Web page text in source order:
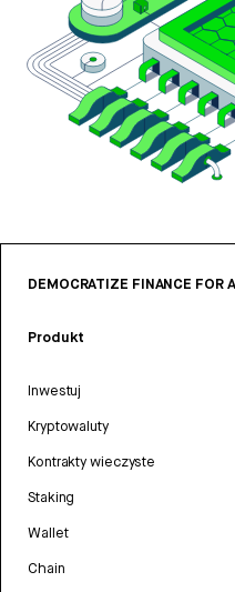
DEMOCRATIZE FINANCE FOR
Produkt
Inwestuj
Kryptowaluty
Kontrakty wieczyste
Staking
Wallet
Chain